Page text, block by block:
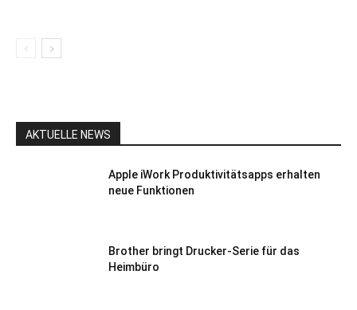
AKTUELLE NEWS
Apple iWork Produktivitätsapps erhalten
neue Funktionen
Brother bringt Drucker-Serie für das
Heimbüro